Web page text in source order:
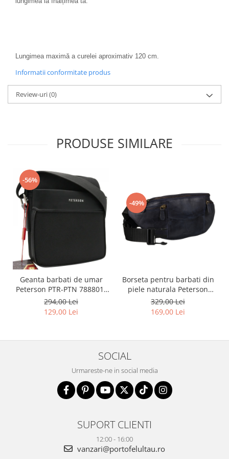
Lungimea maximă a curelei aproximativ 120 cm.
Informatii conformitate produs
Review-uri(0)
PRODUSE SIMILARE
-56%
Geanta barbati de umar
Peterson PTR-PTN 788801-
0334 BL
294,00 Lei
129,00 Lei
-49%
Borseta pentru barbati din
piele naturala Peterson
PTR-PTN 2507-HP N
329,00 Lei
169,00 Lei
SOCIAL
Urmareste-ne in social media
SUPORT CLIENTI
12:00 - 16:00
vanzari@portofelultau.ro